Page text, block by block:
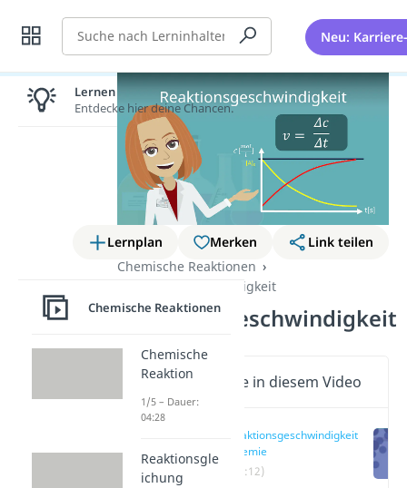
Suche Neu:
Lernplan Merken
Link teilen
Chemische Reaktionen
Reaktionsgeschwindigkeit
Reaktionsgeschwindigkeit
Wichtige Inhalte in diesem Video
Reaktionsgeschwindigkeit
Chemie
(00:12)
Lernen lohnt sich!
Entdecke hier deine Chancen.
Chemische Reaktionen
Chemische
Reaktion
1/5 – Dauer:
04:28
Reaktionsgle
ichung